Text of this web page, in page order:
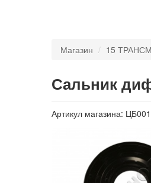
Магазин / 15
Сальник
Артикул магазина: